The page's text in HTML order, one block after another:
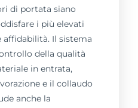
di portata siano
i più elevati
affidabilità. Il sistema
della qualità
in entrata,
e il collaudo
anche la